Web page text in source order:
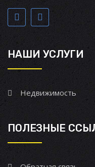
НАШИ УСЛУГИ
Недвижимость
ПОЛЕЗНЫЕ